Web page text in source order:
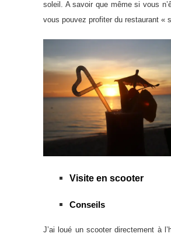
soleil. A savoir que même si vous
vous pouvez profiter du restaurant «
Visite en scooter
Conseils
J’ai loué un scooter directement à